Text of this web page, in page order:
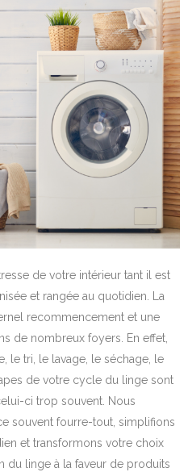
de votre intérieur tant il est
et rangée au quotidien. La
recommencement et une
de nombreux foyers. En effet,
le tri, le lavage, le séchage, le
de votre cycle du linge sont
ci trop souvent. Nous
souvent fourre-tout, simplifions
et transformons votre choix
du linge à la faveur de produits